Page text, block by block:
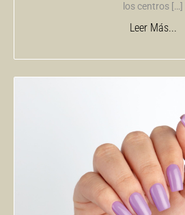
los centros […]
Leer Más...